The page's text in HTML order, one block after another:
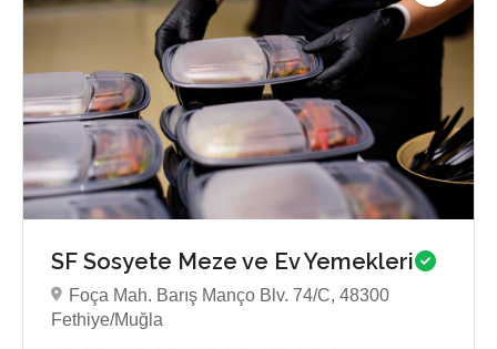
5.0
SF Sosyete Meze ve Ev Yemekleri
Foça Mah. Barış Manço Blv. 74/C, 48300
Fethiye/Muğla